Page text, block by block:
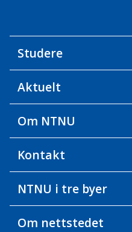
Studere
Aktuelt
Om NTNU
Kontakt
NTNU i tre byer
Om nettstedet